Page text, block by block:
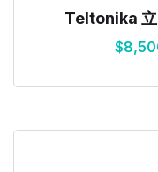
Teltonika 立
$